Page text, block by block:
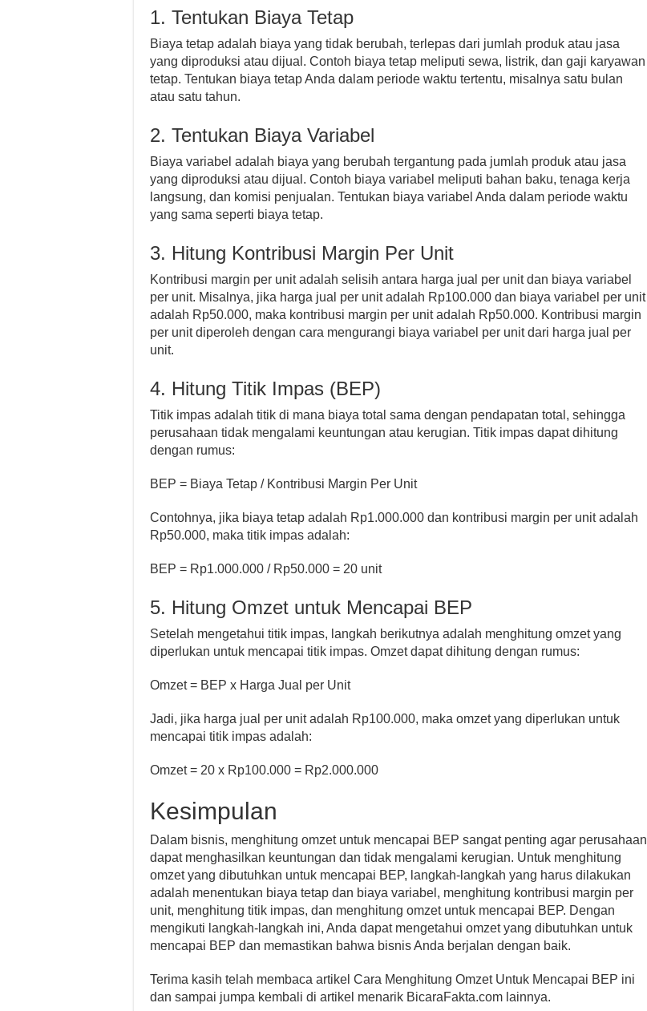
1. Tentukan Biaya Tetap
Biaya tetap adalah biaya yang tidak berubah, terlepas dari jumlah produk atau jasa
yang diproduksi atau dijual. Contoh biaya tetap meliputi sewa, listrik, dan gaji karyawan
tetap. Tentukan biaya tetap Anda dalam periode waktu tertentu, misalnya satu bulan
atau satu tahun.
2. Tentukan Biaya Variabel
Biaya variabel adalah biaya yang berubah tergantung pada jumlah produk atau jasa
yang diproduksi atau dijual. Contoh biaya variabel meliputi bahan baku, tenaga kerja
langsung, dan komisi penjualan. Tentukan biaya variabel Anda dalam periode waktu
yang sama seperti biaya tetap.
3. Hitung Kontribusi Margin Per Unit
Kontribusi margin per unit adalah selisih antara harga jual per unit dan biaya variabel
per unit. Misalnya, jika harga jual per unit adalah Rp100.000 dan biaya variabel per unit
adalah Rp50.000, maka kontribusi margin per unit adalah Rp50.000. Kontribusi margin
per unit diperoleh dengan cara mengurangi biaya variabel per unit dari harga jual per
unit.
4. Hitung Titik Impas (BEP)
Titik impas adalah titik di mana biaya total sama dengan pendapatan total, sehingga
perusahaan tidak mengalami keuntungan atau kerugian. Titik impas dapat dihitung
dengan rumus:
BEP = Biaya Tetap / Kontribusi Margin Per Unit
Contohnya, jika biaya tetap adalah Rp1.000.000 dan kontribusi margin per unit adalah
Rp50.000, maka titik impas adalah:
BEP = Rp1.000.000 / Rp50.000 = 20 unit
5. Hitung Omzet untuk Mencapai BEP
Setelah mengetahui titik impas, langkah berikutnya adalah menghitung omzet yang
diperlukan untuk mencapai titik impas. Omzet dapat dihitung dengan rumus:
Omzet = BEP x Harga Jual per Unit
Jadi, jika harga jual per unit adalah Rp100.000, maka omzet yang diperlukan untuk
mencapai titik impas adalah:
Omzet = 20 x Rp100.000 = Rp2.000.000
Kesimpulan
Dalam bisnis, menghitung omzet untuk mencapai BEP sangat penting agar perusahaan
dapat menghasilkan keuntungan dan tidak mengalami kerugian. Untuk menghitung
omzet yang dibutuhkan untuk mencapai BEP, langkah-langkah yang harus dilakukan
adalah menentukan biaya tetap dan biaya variabel, menghitung kontribusi margin per
unit, menghitung titik impas, dan menghitung omzet untuk mencapai BEP. Dengan
mengikuti langkah-langkah ini, Anda dapat mengetahui omzet yang dibutuhkan untuk
mencapai BEP dan memastikan bahwa bisnis Anda berjalan dengan baik.
Terima kasih telah membaca artikel Cara Menghitung Omzet Untuk Mencapai BEP ini
dan sampai jumpa kembali di artikel menarik BicaraFakta.com lainnya.